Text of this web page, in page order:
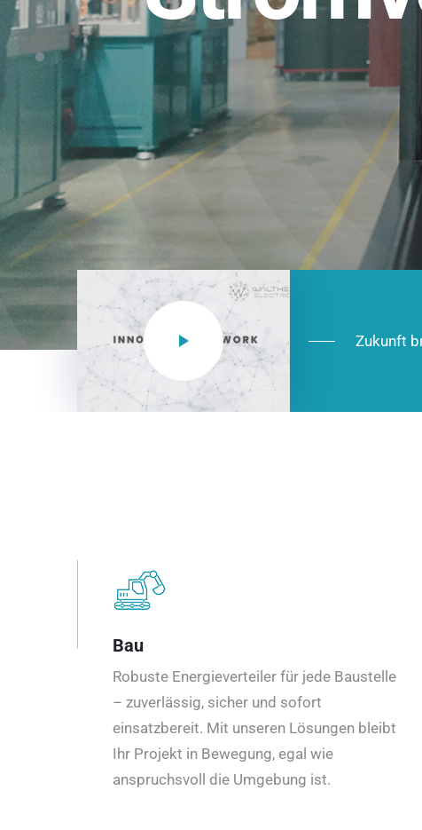
NEO CEE: Energieverteilung mit System.
effizient in der Installation, zukunftsfähig im
Zukunft
Bau
Robuste Energieverteiler für jede Baustelle
– zuverlässig, sicher und sofort
einsatzbereit. Mit unseren Lösungen bleibt
Ihr Projekt in Bewegung, egal wie
anspruchsvoll die Umgebung ist.